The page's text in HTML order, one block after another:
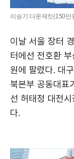
이승기 다운재킷(150만
이날 서울 장터
터에선 전호환
원에 팔렸다. 대
북본부 공동대표
선 허태정 대전
다.